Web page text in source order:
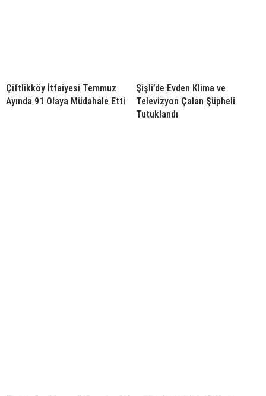
Çiftlikköy İtfaiyesi Temmuz
Ayında 91 Olaya Müdahale Etti
Şişli’de Evden Klima ve
Televizyon Çalan Şüpheli
Tutuklandı